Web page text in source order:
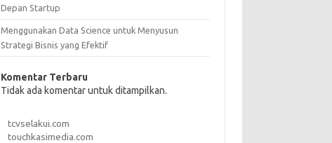
Depan Startup
Menggunakan Data Science untuk Menyusun
Strategi Bisnis yang Efektif
Komentar Terbaru
Tidak ada komentar untuk ditampilkan.
tcvselakui.com
touchkasimedia.com